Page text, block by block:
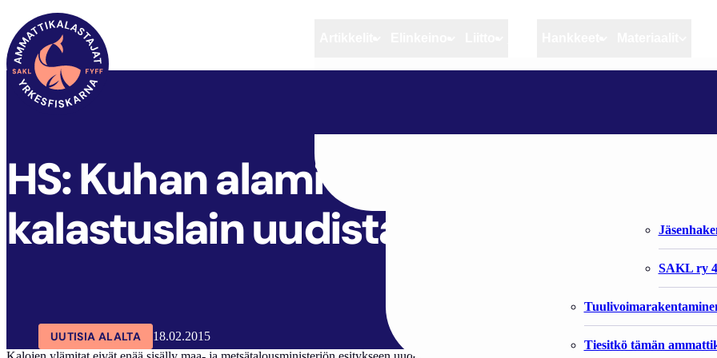
Artikkelit Elinkeino
Rannikko ja
Elinkeinokalatalouden
Kalat ja kalatalous
Vahinkoeläimet
Tiesitkö tämän
Liitto
Liiton
SAKL ry
SAKL ARTIKKELIT
HS: Kuhan alamitta jakaa
kalastuslain uudistamisessa
UUTISIA ALALTA
18.02.2015